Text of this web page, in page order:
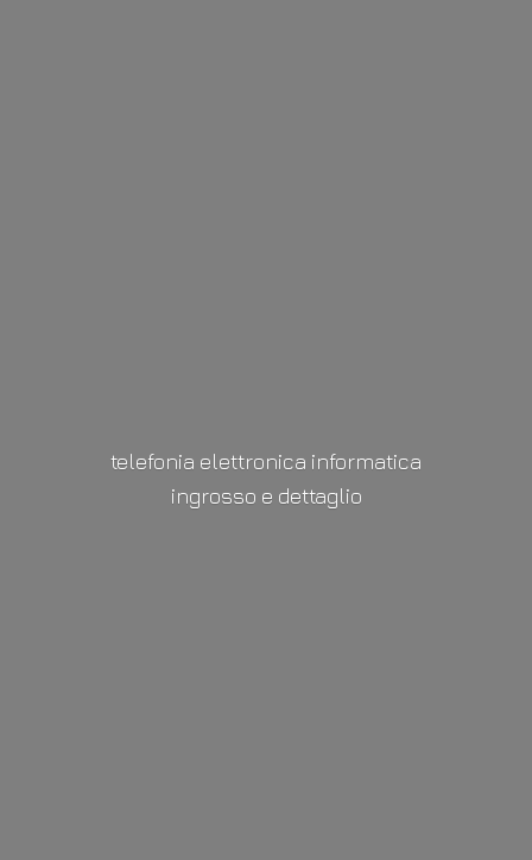
telefonia elettronica informatica
ingrosso e dettaglio